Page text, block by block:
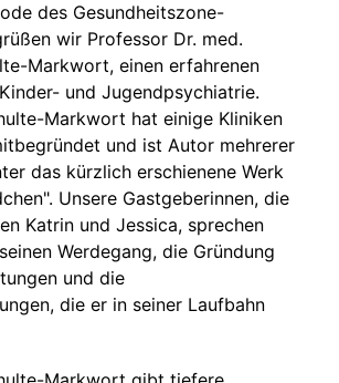
des Gesundheitszone-
wir Professor Dr. med.
Markwort, einen erfahrenen
und Jugendpsychiatrie.
Markwort hat einige Kliniken
und ist Autor mehrerer
das kürzlich erschienene Werk
Unsere Gastgeberinnen, die
Katrin und Jessica, sprechen
Werdegang, die Gründung
und die
die er in seiner Laufbahn